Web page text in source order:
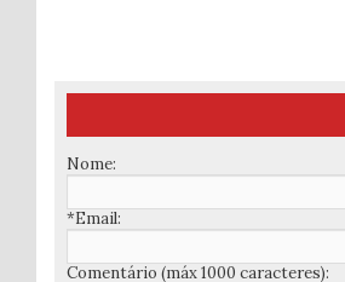
Nome:
*Email:
Comentário (máx 1000 caracteres):